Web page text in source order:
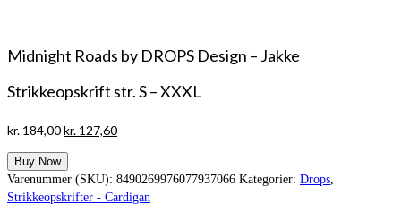
Midnight Roads by DROPS Design – Jakke
Strikkeopskrift str. S – XXXL
kr.184,00Den
pris
var:
kr. 184,00.
kr. 127,60Den
er:
kr. 127,60.
Buy Now
Varenummer (SKU): 8490269976077937066 Kategorier: Drops,
Strikkeopskrifter - Cardigan